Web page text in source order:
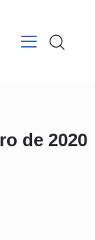
de 2020